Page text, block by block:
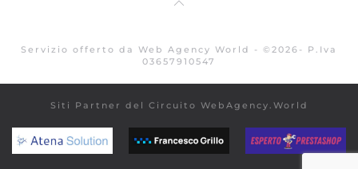
Servizio offerto da Web Agency World - © 2026 - P.Iva
03657910547
Siti Partner del Circuito WebAgency.World
atenasolution.it www.francescogrillo.it